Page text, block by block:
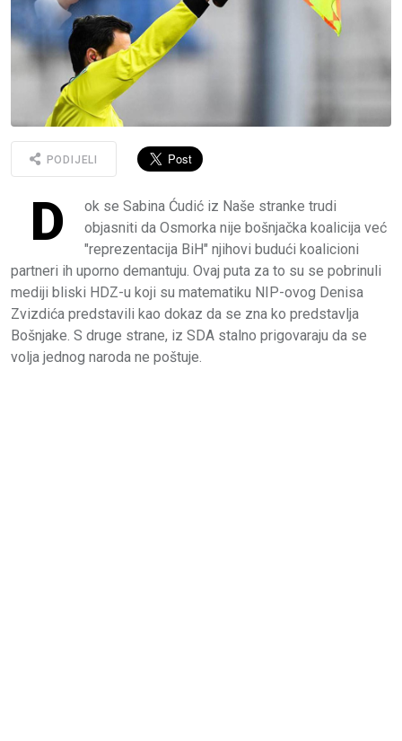
PODIJELI
D
ok se Sabina Ćudić iz Naše stranke trudi
objasniti da Osmorka nije bošnjačka koalicija već
"reprezentacija BiH" njihovi budući koalicioni
partneri ih uporno demantuju. Ovaj puta za to su se pobrinuli
mediji bliski HDZ-u koji su matematiku NIP-ovog Denisa
Zvizdića predstavili kao dokaz da se zna ko predstavlja
Bošnjake. S druge strane, iz SDA stalno prigovaraju da se
volja jednog naroda ne poštuje.